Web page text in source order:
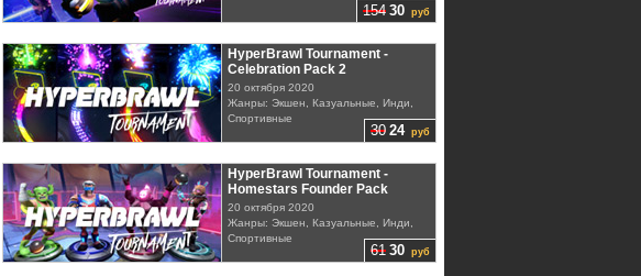
154 30 руб
30 24руб
HyperBrawl Tournament -
Celebration Pack 2
20 октября 2020
Жанры: Экшен, Казуальные, Инди,
Спортивные
61 30 руб
HyperBrawl Tournament -
Homestars Founder Pack
20 октября 2020
Жанры: Экшен, Казуальные, Инди,
Спортивные